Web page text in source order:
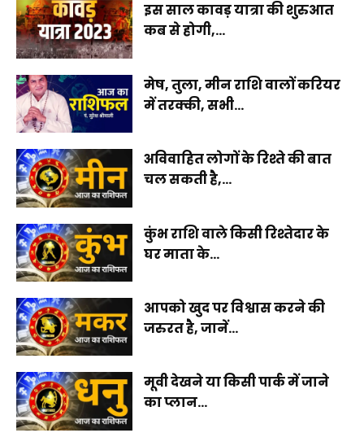
इस साल कावड़ यात्रा की शुरुआत
कब से होगी,...
मेष, तुला, मीन राशि वालों करियर
में तरक्की, सभी...
अविवाहित लोगों के रिश्ते की बात
चल सकती है,...
कुंभ राशि वाले किसी रिश्तेदार के
घर माता के...
आपको खुद पर विश्वास करने की
जरुरत है, जानें...
मूवी देखने या किसी पार्क में जाने
का प्लान...